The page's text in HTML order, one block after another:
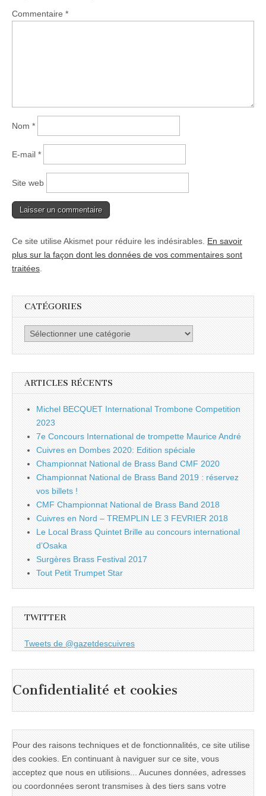
Commentaire *
Nom *
E-mail *
Site web
Ce site utilise Akismet pour réduire les indésirables. En savoir
plus sur la façon dont les données de vos commentaires sont
traitées
CATÉGORIES
Catégories
ARTICLES RÉCENTS
Michel BECQUET International Trombone Competition
2023
7e Concours International de trompette Maurice André
Cuivres en Dombes 2020: Edition spéciale
Championnat National de Brass Band CMF 2020
Championnat National de Brass Band 2019 : réservez
vos billets !
CMF Championnat National de Brass Band 2018
Cuivres en Nord – TREMPLIN LE 3 FEVRIER 2018
Le Local Brass Quintet Brille au concours international
d’Osaka
Surgères Brass Festival 2017
Tout Petit Trumpet Star
TWITTER
Tweets de @gazetdescuivres
Confidentialité et cookies
Pour des raisons techniques et de fonctionnalités, ce site utilise
des cookies. En continuant à naviguer sur ce site, vous
acceptez que nous en utilisions... Aucunes données, adresses
ou coordonnées seront transmises à des tiers sans votre